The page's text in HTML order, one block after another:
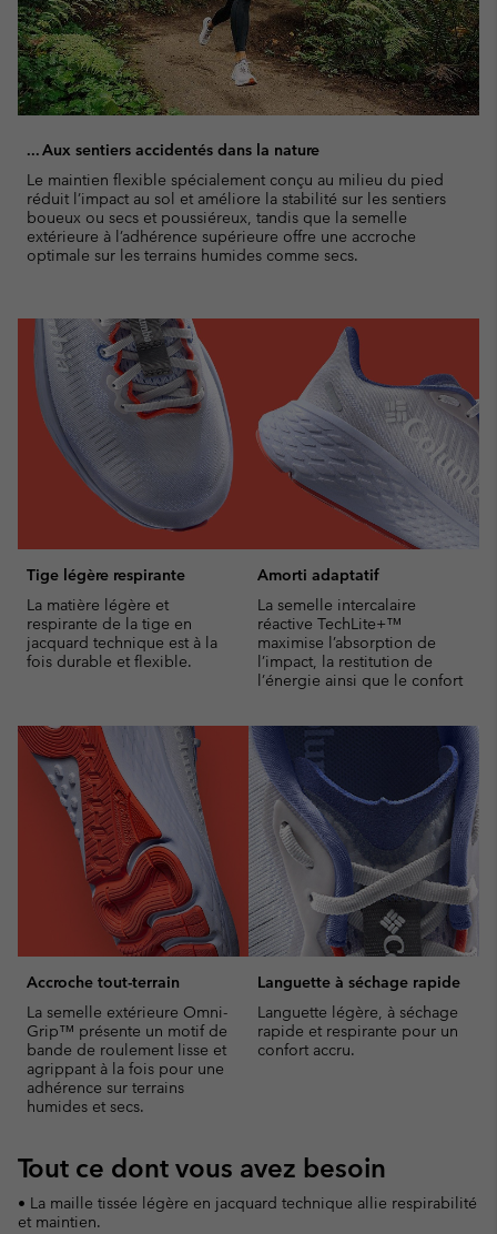
... Aux sentiers accidentés dans la nature
Le maintien flexible spécialement conçu au milieu du pied
réduit l’impact au sol et améliore la stabilité sur les sentiers
boueux ou secs et poussiéreux, tandis que la semelle
extérieure à l’adhérence supérieure offre une accroche
optimale sur les terrains humides comme secs.
Tige légère respirante
La matière légère et
respirante de la tige en
jacquard technique est à la
fois durable et flexible.
Amorti adaptatif
La semelle intercalaire
réactive TechLite+™
maximise l’absorption de
l’impact, la restitution de
l’énergie ainsi que le confort
Accroche tout-terrain
La semelle extérieure Omni-
Grip™ présente un motif de
bande de roulement lisse et
agrippant à la fois pour une
adhérence sur terrains
humides et secs.
Languette à séchage rapide
Languette légère, à séchage
rapide et respirante pour un
confort accru.
Tout ce dont vous avez besoin
• La maille tissée légère en jacquard technique allie respirabilité
et maintien.